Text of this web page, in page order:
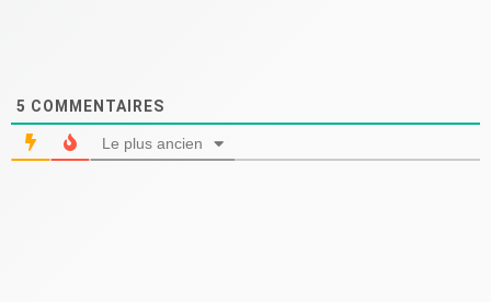
5 COMMENTAIRES
Le plus ancien